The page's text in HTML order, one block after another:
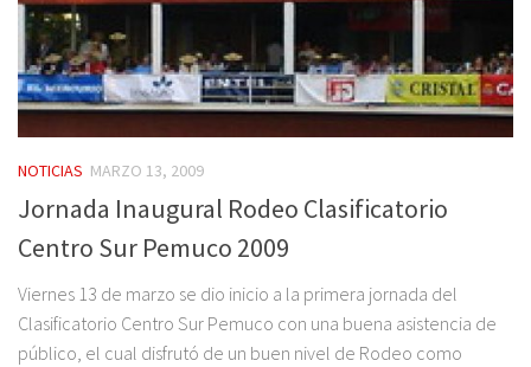
NOTICIAS MARZO 13, 2009
Jornada Inaugural Rodeo Clasificatorio
Centro Sur Pemuco 2009
Viernes 13 de marzo se dio inicio a la primera jornada del
Clasificatorio Centro Sur Pemuco con una buena asistencia de
público, el cual disfrutó de un buen nivel de Rodeo como